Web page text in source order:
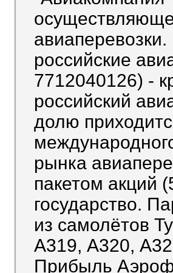
российские
7712040126) -
российский
долю
рынка
пакетом акций
государство.
из самолётов
А319, А320,
Прибыль